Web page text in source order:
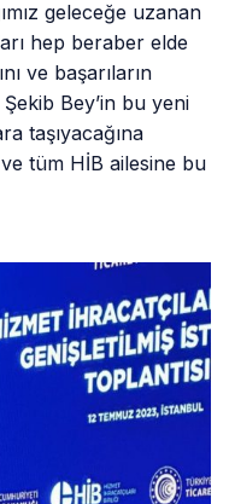
geleceğe uzanan
hep beraber elde
ve başarıların
Bey’in bu yeni
taşıyacağına
tüm HİB ailesine bu